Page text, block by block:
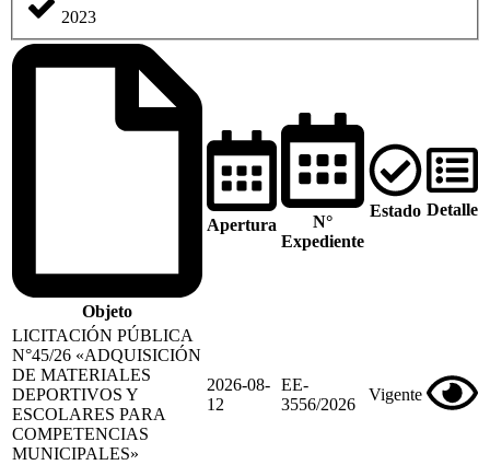
2023
Objeto
Apertura
N°
Expediente
Estado Detalle
LICITACIÓN PÚBLICA
N°45/26 «ADQUISICIÓN
DE MATERIALES
DEPORTIVOS Y
ESCOLARES PARA
COMPETENCIAS
MUNICIPALES»
2026-08-
12
EE-
3556/2026
Vigente